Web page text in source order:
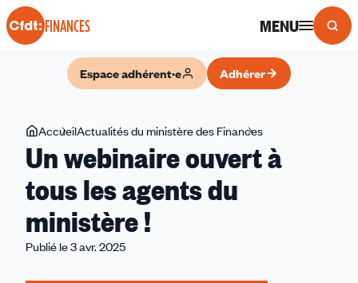
Panneau de gestion des cookies
FINANCES MENU
Espace adhérent·e Adhérer
Vous
êtes
ici
AccueilActualités du ministère des Finances
webinaire
Un webinaire ouvert à
tous les agents du
ministère !
Publié le 3 avr. 2025